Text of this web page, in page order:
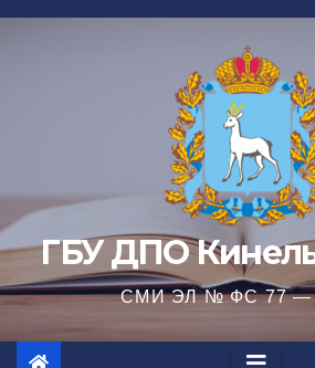
Перейти
ГБУ ДПО
СМИ ЭЛ № ФС 77 —